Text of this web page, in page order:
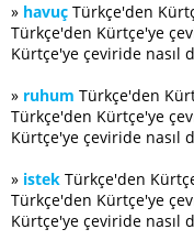
» havuç Türkçe'den
Türkçe'den Kürtçe'ye
Kürtçe'ye çeviride nasıl
» ruhum Türkçe'den
Türkçe'den Kürtçe'ye
Kürtçe'ye çeviride nasıl
» istek Türkçe'den
Türkçe'den Kürtçe'ye
Kürtçe'ye çeviride nasıl